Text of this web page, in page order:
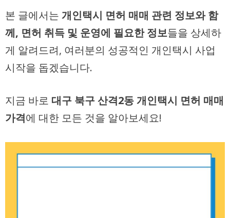
본 글에서는 개인택시 면허 매매 관련 정보와 함
께, 면허 취득 및 운영에 필요한 정보들을 상세하
게 알려드려, 여러분의 성공적인 개인택시 사업
시작을 돕겠습니다.
지금 바로 대구 북구 산격2동 개인택시 면허 매매
가격에 대한 모든 것을 알아보세요!